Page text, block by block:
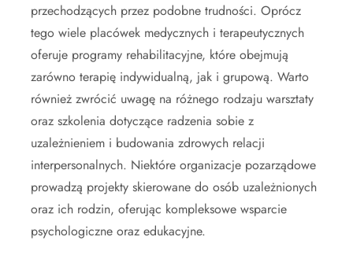
przechodzących przez podobne trudności. Oprócz
tego wiele placówek medycznych i terapeutycznych
oferuje programy rehabilitacyjne, które obejmują
zarówno terapię indywidualną, jak i grupową. Warto
również zwrócić uwagę na różnego rodzaju warsztaty
oraz szkolenia dotyczące radzenia sobie z
uzależnieniem i budowania zdrowych relacji
interpersonalnych. Niektóre organizacje pozarządowe
prowadzą projekty skierowane do osób uzależnionych
oraz ich rodzin, oferując kompleksowe wsparcie
psychologiczne oraz edukacyjne.